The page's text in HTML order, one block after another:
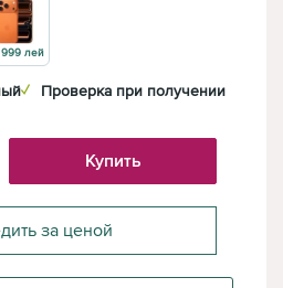
лей
✓ Проверка при получении
Купить
за ценой